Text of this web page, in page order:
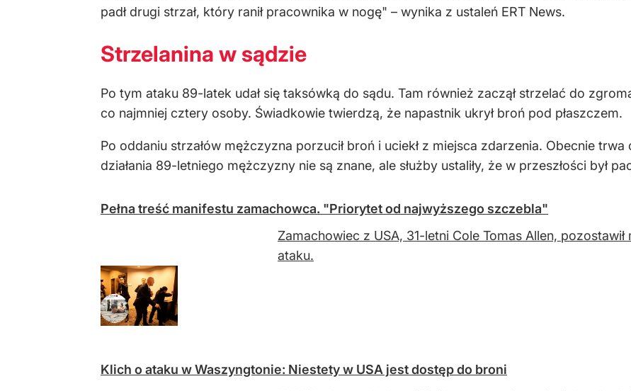
padł drugi strzał, który ranił pracownika w nogę" – wynika z ustaleń ERT News.
Strzelanina w sądzie
Po tym ataku 89-latek udał się taksówką do sądu. Tam również zaczął strzelać do
co najmniej cztery osoby. Świadkowie twierdzą, że napastnik ukrył broń pod płaszczem.
Po oddaniu strzałów mężczyzna porzucił broń i uciekł z miejsca zdarzenia. Obecnie
działania 89-letniego mężczyzny nie są znane, ale służby ustaliły, że w przeszłości był
Pełna treść manifestu zamachowca. "Priorytet od najwyższego szczebla"
Zamachowiec z USA, 31-letni Cole Tomas Allen,
ataku.
Klich o ataku w Waszyngtonie: Niestety w USA jest dostęp do broni